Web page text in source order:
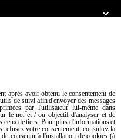
réservés. Reg.Papova n °
policy Cookie policy
après avoir obtenu le consentement de
de suivi afin d'envoyer des messages
par l'utilisateur lui-même dans
le net et / ou objectif d'analyser et de
de tiers. Pour plus d'informations et
votre consentement, consultez la
consentir à l'installation de cookies (à